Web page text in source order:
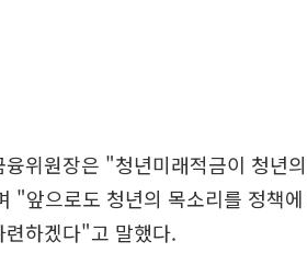
융위원장은 "청년미래적금이 청년
"앞으로도 청년의 목소리를 정책
련하겠다"고 말했다.